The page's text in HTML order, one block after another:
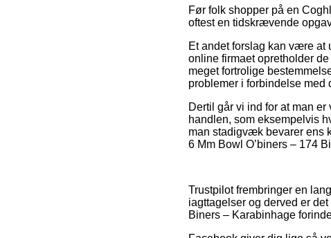
Før folk shopper på en
oftest en tidskrævende
Et andet forslag kan være at
online firmaet opretholder
meget fortrolige
problemer i forbindelse med
Dertil går vi ind for at man
handlen, som eksempelvis
man stadigvæk bevarer ens
6 Mm Bowl O’biners – 174
Trustpilot frembringer en
iagttagelser og derved er
Biners – Karabinhage